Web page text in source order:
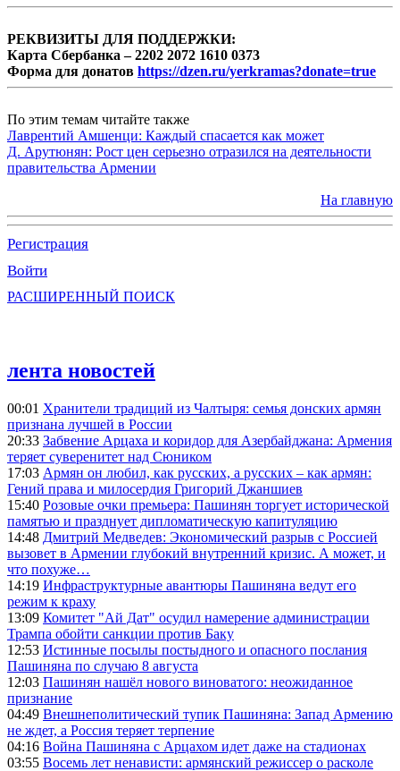
РЕКВИЗИТЫ ДЛЯ ПОДДЕРЖКИ:
Карта Сбербанка – 2202 2072 1610 0373
Форма для донатов https://dzen.ru/yerkramas?donate=true
По этим темам читайте также
Лаврентий Амшенци: Каждый спасается как может
Д. Арутюнян: Рост цен серьезно отразился на деятельности
правительства Армении
На главную
Регистрация
Войти
РАСШИРЕННЫЙ ПОИСК
лента новостей
00:01 Хранители традиций из Чалтыря: семья донских армян
признана лучшей в России
20:33 Забвение Арцаха и коридор для Азербайджана: Армения
теряет суверенитет над Сюником
17:03 Армян он любил, как русских, а русских – как армян:
Гений права и милосердия Григорий Джаншиев
15:40 Розовые очки премьера: Пашинян торгует исторической
памятью и празднует дипломатическую капитуляцию
14:48 Дмитрий Медведев: Экономический разрыв с Россией
вызовет в Армении глубокий внутренний кризис. А может, и
что похуже…
14:19 Инфраструктурные авантюры Пашиняна ведут его
режим к краху
13:09 Комитет "Ай Дат" осудил намерение администрации
Трампа обойти санкции против Баку
12:53 Истинные посылы постыдного и опасного послания
Пашиняна по случаю 8 августа
12:03 Пашинян нашёл нового виноватого: неожиданное
признание
04:49 Внешнеполитический тупик Пашиняна: Запад Армению
не ждет, а Россия теряет терпение
04:16 Война Пашиняна с Арцахом идет даже на стадионах
03:55 Восемь лет ненависти: армянский режиссер о расколе